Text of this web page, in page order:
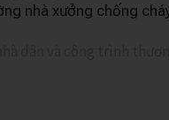
nhà xưởng chống